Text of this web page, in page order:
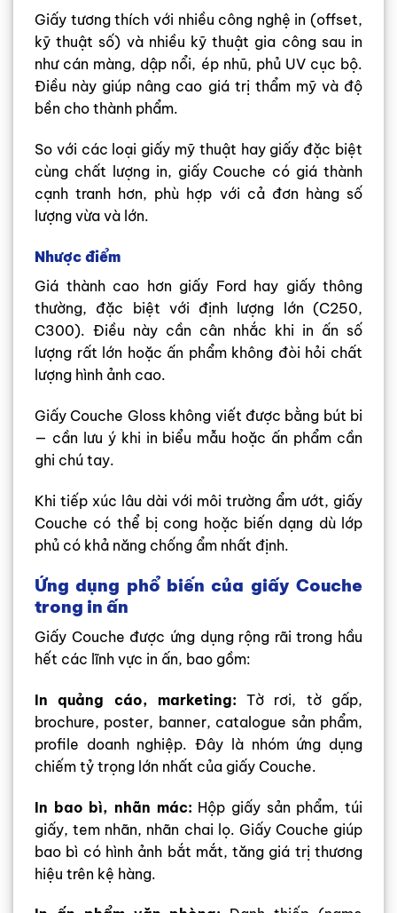
Giấy tương thích với nhiều công nghệ in (offset,
kỹ thuật số) và nhiều kỹ thuật gia công sau in
như cán màng, dập nổi, ép nhũ, phủ UV cục bộ.
Điều này giúp nâng cao giá trị thẩm mỹ và độ
bền cho thành phẩm.
So với các loại giấy mỹ thuật hay giấy đặc biệt
cùng chất lượng in, giấy Couche có giá thành
cạnh tranh hơn, phù hợp với cả đơn hàng số
lượng vừa và lớn.
Nhược điểm
Giá thành cao hơn giấy Ford hay giấy thông
thường, đặc biệt với định lượng lớn (C250,
C300). Điều này cần cân nhắc khi in ấn số
lượng rất lớn hoặc ấn phẩm không đòi hỏi chất
lượng hình ảnh cao.
Giấy Couche Gloss không viết được bằng bút bi
— cần lưu ý khi in biểu mẫu hoặc ấn phẩm cần
ghi chú tay.
Khi tiếp xúc lâu dài với môi trường ẩm ướt, giấy
Couche có thể bị cong hoặc biến dạng dù lớp
phủ có khả năng chống ẩm nhất định.
Ứng dụng phổ biến của giấy Couche
trong in ấn
Giấy Couche được ứng dụng rộng rãi trong hầu
hết các lĩnh vực in ấn, bao gồm:
In quảng cáo, marketing: Tờ rơi, tờ gấp,
brochure, poster, banner, catalogue sản phẩm,
profile doanh nghiệp. Đây là nhóm ứng dụng
chiếm tỷ trọng lớn nhất của giấy Couche.
In bao bì, nhãn mác: Hộp giấy sản phẩm, túi
giấy, tem nhãn, nhãn chai lọ. Giấy Couche giúp
bao bì có hình ảnh bắt mắt, tăng giá trị thương
hiệu trên kệ hàng.